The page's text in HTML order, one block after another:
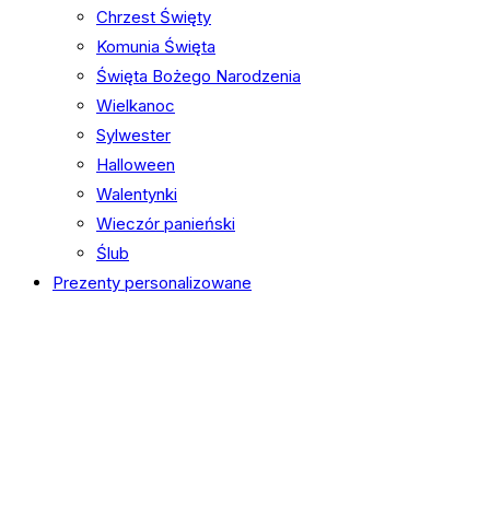
Chrzest Święty
Komunia Święta
Święta Bożego Narodzenia
Wielkanoc
Sylwester
Halloween
Walentynki
Wieczór panieński
Ślub
Prezenty personalizowane